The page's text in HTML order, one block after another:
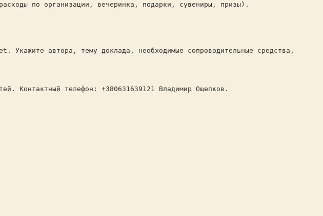
по организации, вечеринка, подарки, сувениры, призы).
автора, тему доклада, необходимые сопроводительные средства,
Контактный телефон: +380631639121 Владимир Ощепков.